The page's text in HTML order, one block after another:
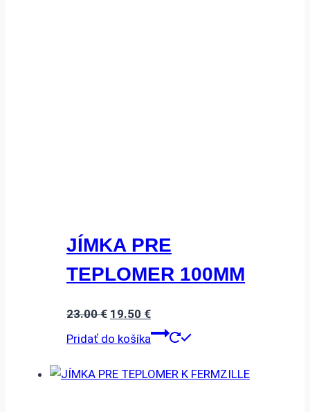
JÍMKA PRE
TEPLOMER 100MM
23.00€ Pôvodná
cena
23.00 €.
19.50 €Aktuálna
cena
19.50 €.
Pridať do košíka